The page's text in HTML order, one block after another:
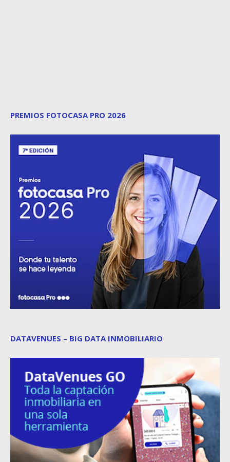
PREMIOS FOTOCASA PRO 2026
DATAVENUES – BIG DATA INMOBILIARIO